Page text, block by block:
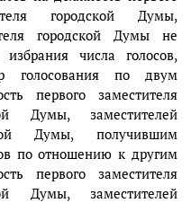
городской Думы,
городской Думы не
числа голосов,
голосования по двум
первого заместителя
Думы, заместителей
Думы, получившим
по отношению к другим
первого заместителя
Думы, заместителей